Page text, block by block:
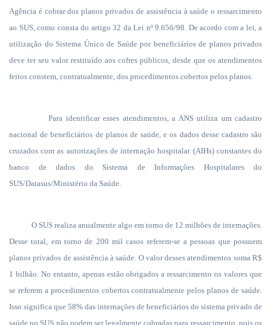
Agência é cobrar dos planos privados de assistência à saúde o ressarcimento
ao SUS, como consta do artigo 32 da Lei nº 9.656/98. De acordo com a lei, a
utilização do Sistema Único de Saúde por beneficiários de planos privados
deve ter seu valor restituído aos cofres públicos, desde que os atendimentos
feitos constem, contratualmente, dos procedimentos cobertos pelos planos.
Para identificar esses atendimentos, a ANS utiliza um cadastro
nacional de beneficiários de planos de saúde, e os dados desse cadastro são
cruzados com as autorizações de internação hospitalar (AIHs) constantes do
banco de dados do Sistema de Informações Hospitalares do
SUS/Datasus/Ministério da Saúde.
O SUS realiza anualmente algo em torno de 12 milhões de internações.
Desse total, em torno de 200 mil casos referem-se a pessoas que possuem
planos privados de assistência à saúde. O valor desses atendimentos soma R$
1 bilhão. No entanto, apenas estão obrigados a ressarcimento os valores que
se referem a procedimentos cobertos contratualmente pelos planos de saúde.
Isso significa que 58% das internações de beneficiários do sistema privado de
saúde no SUS não podem ser legalmente cobradas para ressarcimento, pois os